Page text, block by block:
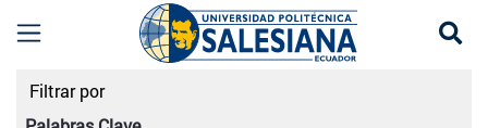
Listado de eventos universitarios |
Filtrar por